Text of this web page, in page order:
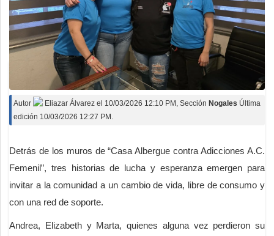
Autor Eliazar Álvarez el 10/03/2026 12:10 PM , Sección Nogales Última
edición 10/03/2026 12:27 PM.
Detrás de los muros de “Casa Albergue contra Adicciones A.C.
Femenil”, tres historias de lucha y esperanza emergen para
invitar a la comunidad a un cambio de vida, libre de consumo y
con una red de soporte.
Andrea, Elizabeth y Marta, quienes alguna vez perdieron su